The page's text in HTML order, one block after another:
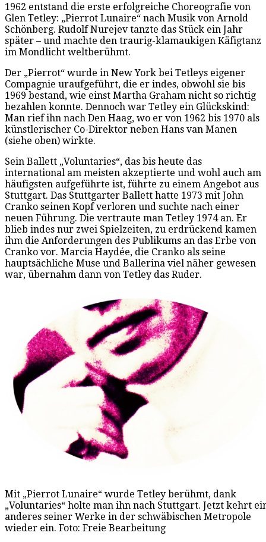
1962 entstand die erste erfolgreiche Choreografie von
Glen Tetley: „Pierrot Lunaire“ nach Musik von Arnold
Schönberg. Rudolf Nurejev tanzte das Stück ein Jahr
später – und machte den traurig-klamaukigen Käfigtanz
im Mondlicht weltberühmt.
Der „Pierrot“ wurde in New York bei Tetleys eigener
Compagnie uraufgeführt, die er indes, obwohl sie bis
1969 bestand, wie einst Martha Graham nicht so richtig
bezahlen konnte. Dennoch war Tetley ein Glückskind:
Man rief ihn nach Den Haag, wo er von 1962 bis 1970 als
künstlerischer Co-Direktor neben Hans van Manen
(siehe oben) wirkte.
Sein Ballett „Voluntaries“, das bis heute das
international am meisten akzeptierte und wohl auch am
häufigsten aufgeführte ist, führte zu einem Angebot aus
Stuttgart. Das Stuttgarter Ballett hatte 1973 mit John
Cranko seinen Kopf verloren und suchte nach einer
neuen Führung. Die vertraute man Tetley 1974 an. Er
blieb indes nur zwei Spielzeiten, zu erdrückend kamen
ihm die Anforderungen des Publikums an das Erbe von
Cranko vor. Marcia Haydée, die Cranko als seine
hauptsächliche Muse und Ballerina viel näher gewesen
war, übernahm dann von Tetley das Ruder.
Mit „Pierrot Lunaire“ wurde Tetley berühmt, dank
„Voluntaries“ holte man ihn nach Stuttgart. Jetzt kehrt
anderes seiner Werke in der schwäbischen Metropole
wieder ein. Foto: Freie Bearbeitung